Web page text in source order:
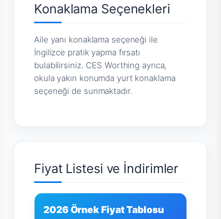
Konaklama Seçenekleri
Aile yanı konaklama seçeneği ile
İngilizce pratik yapma fırsatı
bulabilirsiniz. CES Worthing ayrıca,
okula yakın konumda yurt konaklama
seçeneği de sunmaktadır.
Fiyat Listesi ve İndirimler
2026 Örnek Fiyat Tablosu